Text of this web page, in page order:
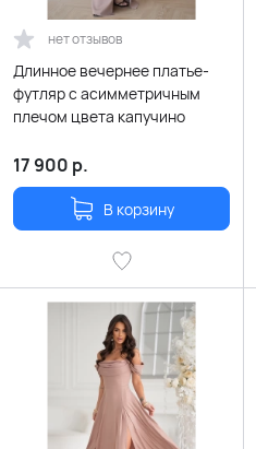
нет отзывов
Длинное вечернее платье-
футляр с асимметричным
плечом цвета капучино
17 900 р.
В корзину